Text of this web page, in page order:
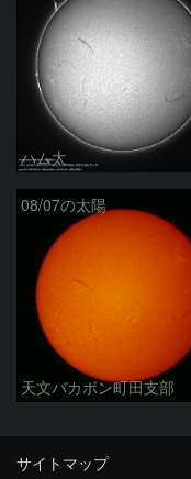
ハム太
08/07の太陽
天文バカボン町田支部
サイトマップ